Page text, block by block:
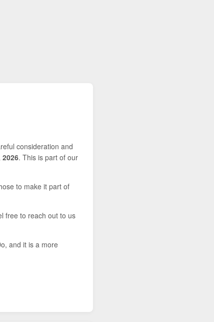
consideration and
. This is part of our
to make it part of
free to reach out to us
and it is a more